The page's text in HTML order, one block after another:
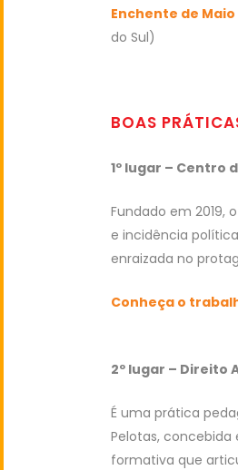
Enchente de Maio
do Sul)
BOAS
1º lugar – Centro
Fundado em 2019,
e incidência
enraizada no
Conheça o
2º lugar – Direito
É uma prática
Pelotas,
formativa que